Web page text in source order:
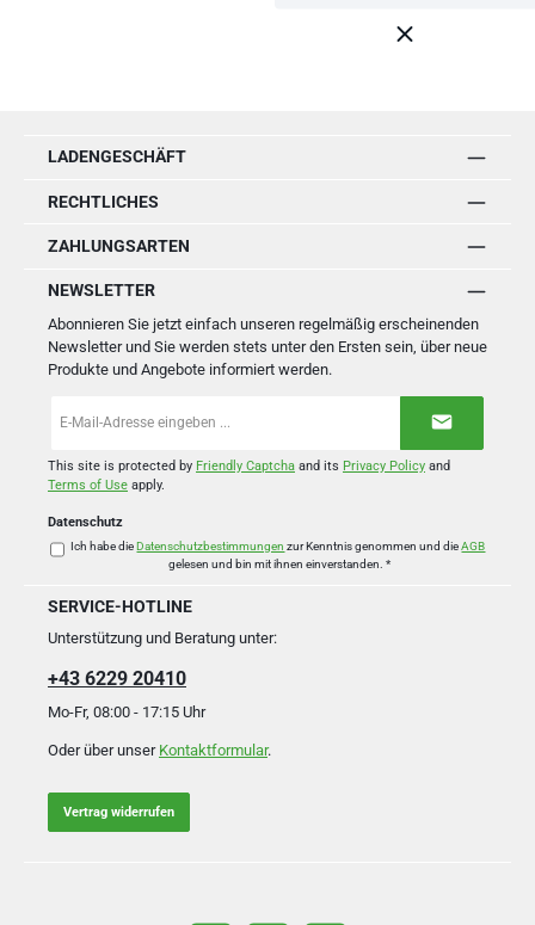
LADENGESCHÄFT
RECHTLICHES
ZAHLUNGSARTEN
NEWSLETTER
Abonnieren Sie jetzt einfach unseren regelmäßig erscheinenden
Newsletter und Sie werden stets unter den Ersten sein, über neue
Produkte und Angebote informiert werden.
Mail-
*
This site is protected by Friendly Captcha and its Privacy Policy and
Terms of Use apply.
Datenschutz
Ich habe dieDatenschutzbestimmungen zur Kenntnis genommen und dieAGB
gelesen und bin mit ihnen einverstanden. *
SERVICE-HOTLINE
Unterstützung und Beratung unter:
+43 6229 20410
Mo-Fr, 08:00 - 17:15 Uhr
Oder über unser Kontaktformular.
Vertrag widerrufen